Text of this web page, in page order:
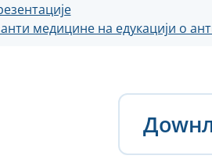
медицине на едукацији о